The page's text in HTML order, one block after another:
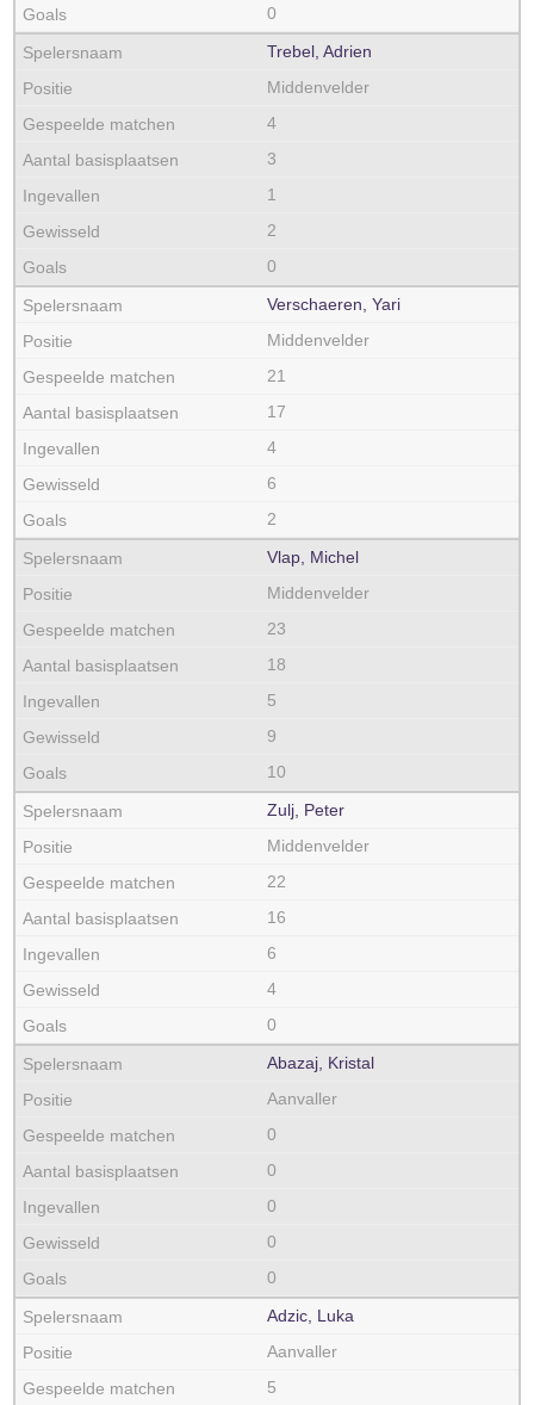
0
Trebel, Adrien
Middenvelder
4
3
1
2
0
Verschaeren, Yari
Middenvelder
21
17
4
6
2
Vlap, Michel
Middenvelder
23
18
5
9
10
Zulj, Peter
Middenvelder
22
16
6
4
0
Abazaj, Kristal
Aanvaller
0
0
0
0
0
Adzic, Luka
Aanvaller
5